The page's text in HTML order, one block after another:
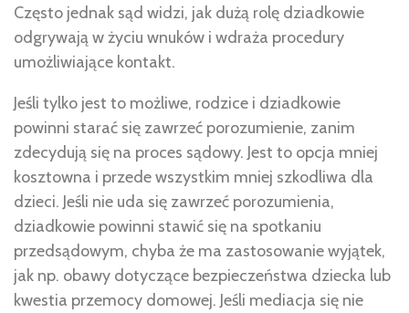
Często jednak sąd widzi, jak dużą rolę dziadkowie
odgrywają w życiu wnuków i wdraża procedury
umożliwiające kontakt.
Jeśli tylko jest to możliwe, rodzice i dziadkowie
powinni starać się zawrzeć porozumienie, zanim
zdecydują się na proces sądowy. Jest to opcja mniej
kosztowna i przede wszystkim mniej szkodliwa dla
dzieci. Jeśli nie uda się zawrzeć porozumienia,
dziadkowie powinni stawić się na spotkaniu
przedsądowym, chyba że ma zastosowanie wyjątek,
jak np. obawy dotyczące bezpieczeństwa dziecka lub
kwestia przemocy domowej. Jeśli mediacja się nie